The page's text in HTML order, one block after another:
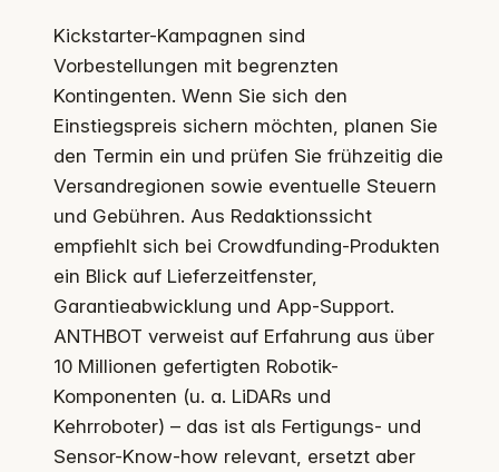
Kickstarter-Kampagnen sind
Vorbestellungen mit begrenzten
Kontingenten. Wenn Sie sich den
Einstiegspreis sichern möchten, planen Sie
den Termin ein und prüfen Sie frühzeitig die
Versandregionen sowie eventuelle Steuern
und Gebühren. Aus Redaktionssicht
empfiehlt sich bei Crowdfunding-Produkten
ein Blick auf Lieferzeitfenster,
Garantieabwicklung und App-Support.
ANTHBOT verweist auf Erfahrung aus über
10 Millionen gefertigten Robotik-
Komponenten (u. a. LiDARs und
Kehrroboter) – das ist als Fertigungs- und
Sensor-Know-how relevant, ersetzt aber